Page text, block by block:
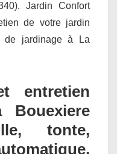
Jardin Confort
de votre jardin
de jardinage à La
entretien
tonte,